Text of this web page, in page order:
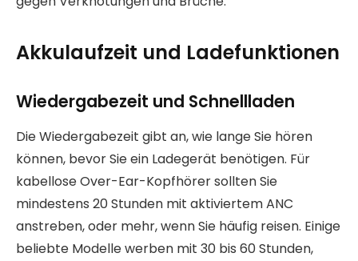
Akkulaufzeit und Ladefunktionen
Wiedergabezeit und Schnellladen
Die Wiedergabezeit gibt an, wie lange Sie hören
können, bevor Sie ein Ladegerät benötigen. Für
kabellose Over-Ear-Kopfhörer sollten Sie
mindestens 20 Stunden mit aktiviertem ANC
anstreben, oder mehr, wenn Sie häufig reisen. Einige
beliebte Modelle werben mit 30 bis 60 Stunden,